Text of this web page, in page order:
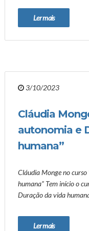
Ler mais
3/10/2023
Cláudia
autonomia e
humana”
Cláudia Monge no
humana” Tem início o
Duração da vida
Ler mais